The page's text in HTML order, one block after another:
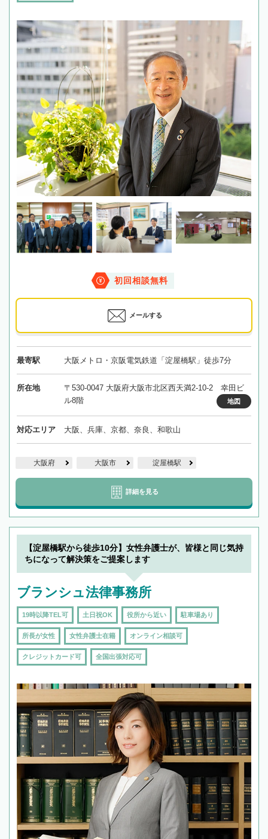
初回相談無料
メールする
最寄駅 大阪メトロ・京阪電気鉄道「淀屋橋駅」徒歩7分
所在地
〒530-0047 大阪府大阪市北区西天満2-10-2 幸田ビ
ル8階
地図
対応エリア 大阪、兵庫、京都、奈良、和歌山
大阪府 大阪市 淀屋橋駅
詳細を見る
【淀屋橋駅から徒歩10分】女性弁護士が、皆様と同じ気持
ちになって解決策をご提案します
ブランシュ法律事務所
19時以降TEL可 土日祝OK 役所から近い 駐車場あり
所長が女性 女性弁護士在籍 オンライン相談可
クレジットカード可 全国出張対応可